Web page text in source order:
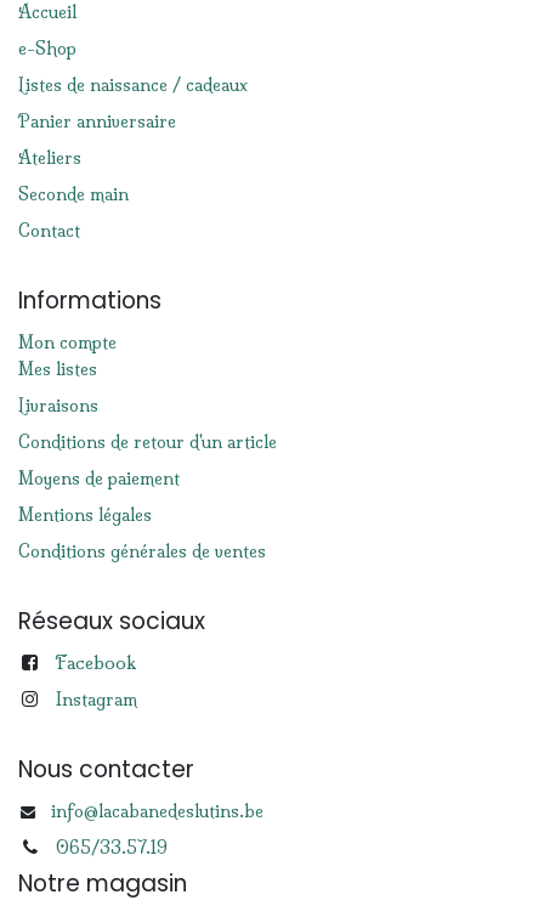
Accueil
e-Shop
Listes de naissance / cadeaux
Panier anniversaire
Ateliers
Seconde main
Contact
Informations
Mon compte
Mes listes
Livraisons
Conditions de retour d'un article
Moyens de paiement
Mentions légales
Conditions générales de ventes
Réseaux sociaux
Facebook
Instagram
Nous contacter
info@lacabanedeslutins.be
065/33.57.19
Notre magasin